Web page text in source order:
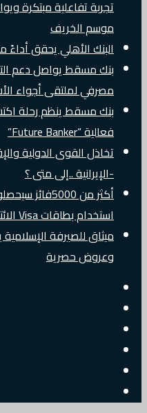
تجربة تفاعلية مبتكرة
موسم الخريف
البنك الأهلي يحقق أداءً
بنك مسقط يواصل دعم
مصرفي لملتقى أجواء
بنك مسقط ينظم رحلة
فعالية “Future Banker”
تخاذل القوى الدولية
-الإيرانية ..إلى متى ؟
استخدام بطاقات Visa الائتمانية دوليًا
ميثاق للصيرفة
وعروض حصرية